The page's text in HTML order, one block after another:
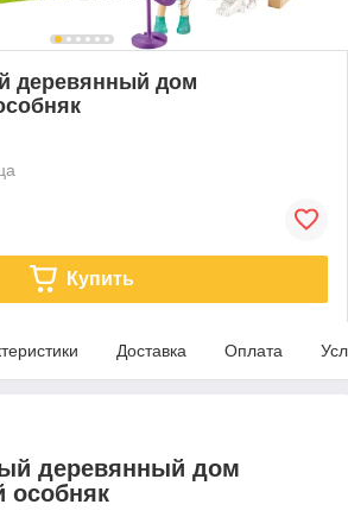
деревянный дом
Купить
Доставка Оплата
деревянный дом
особняк